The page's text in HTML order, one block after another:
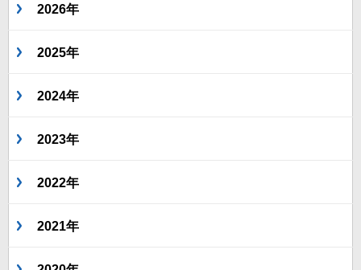
2026年
2025年
2024年
2023年
2022年
2021年